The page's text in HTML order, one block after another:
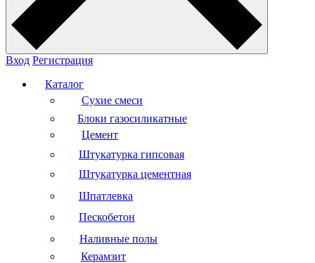
Вход Регистрация
Каталог
Сухие смеси
Блоки газосиликатные
Цемент
Штукатурка гипсовая
Штукатурка цементная
Шпатлевка
Пескобетон
Наливные полы
Керамзит